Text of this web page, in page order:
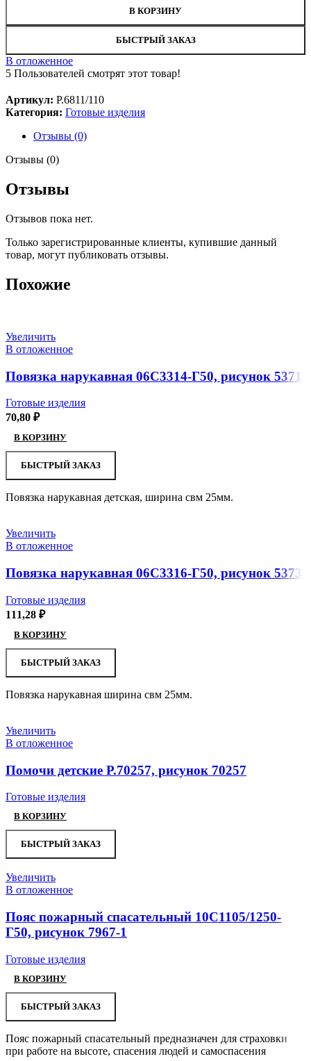
В КОРЗИНУ
БЫСТРЫЙ ЗАКАЗ
В отложенное
5 Пользователей смотрят этот товар!
Артикул: Р.6811/110
Категория: Готовые изделия
Отзывы (0)
Отзывы (0)
Отзывы
Отзывов пока нет.
Только зарегистрированные клиенты, купившие данный
товар, могут публиковать отзывы.
Похожие
Увеличить
В отложенное
Повязка нарукавная 06С3314-Г50, рисунок 5371
Готовые изделия
70,80 ₽
В КОРЗИНУ
БЫСТРЫЙ ЗАКАЗ
Повязка нарукавная детская, ширина свм 25мм.
Увеличить
В отложенное
Повязка нарукавная 06С3316-Г50, рисунок 5373
Готовые изделия
111,28 ₽
В КОРЗИНУ
БЫСТРЫЙ ЗАКАЗ
Повязка нарукавная ширина свм 25мм.
Увеличить
В отложенное
Помочи детские Р.70257, рисунок 70257
Готовые изделия
В КОРЗИНУ
БЫСТРЫЙ ЗАКАЗ
Увеличить
В отложенное
Пояс пожарный спасательный 10С1105/1250-
Г50, рисунок 7967-1
Готовые изделия
В КОРЗИНУ
БЫСТРЫЙ ЗАКАЗ
Пояс пожарный спасательный предназначен для страховки
при работе на высоте, спасения людей и самоспасения